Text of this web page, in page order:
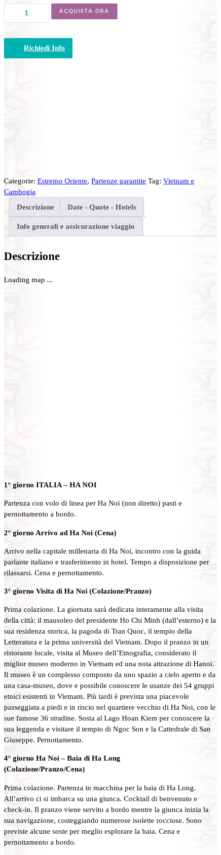
VIETNAM
-
Tesori
ACQUISTA ORA
Richiedi Info
Categorie: Estremo Oriente, Partenze garantite Tag: Vietnam e
Cambogia
Descrizione
Date - Quote - Hotels
Info generali e assicurazione viaggio
Descrizione
Loading map ...
1° giorno ITALIA – HA NOI
Partenza con volo di linea per Ha Noi (non diretto) pasti e
pernottamento a bordo.
2° giorno Arrivo ad Ha Noi (Cena)
Arrivo nella capitale millenaria di Ha Noi, incontro con la guida
parlante italiano e trasferimento in hotel. Tempo a disposizione per
rilassarsi. Cena e pernottamento.
3° giorno Visita di Ha Noi (Colazione/Pranzo)
Prima colazione. La giornata sarà dedicata interamente alla visita
della città: il mausoleo del presidente Ho Chi Minh (dall’esterno) e la
sua residenza storica, la pagoda di Tran Quoc, il tempio della
Letteratura e la prima università del Vietnam. Dopo il pranzo in un
ristorante locale, visita al Museo dell’Etnografia, considerato il
miglior museo moderno in Vietnam ed una nota attrazione di Hanoi.
Il museo è un complesso composto da uno spazio a cielo aperto e da
una casa-museo, dove e possibile conoscere le usanze dei 54 gruppi
etnici esistenti in Vietnam. Più tardi è prevista una piacevole
passeggiata a piedi e in riscio nel quartiere vecchio di Ha Noi, con le
sue famose 36 stradine. Sosta al Lago Hoan Kiem per conoscere la
sua leggenda e visitare il tempio di Ngoc Son e la Cattedrale di San
Giuseppe. Pernottamento.
4° giorno Ha Noi – Baia di Ha Long
(Colazione/Pranzo/Cena)
Prima colazione. Partenza in macchina per la baia di Ha Long.
All’arrivo ci si imbarca su una giunca. Cocktail di benvenuto e
check-in. Il pranzo viene servito a bordo mentre la giunca inizia la
sua navigazione, costeggiando numerose isolette rocciose. Sono
previste alcune soste per meglio esplorare la baia. Cena e
pernottamento a bordo.